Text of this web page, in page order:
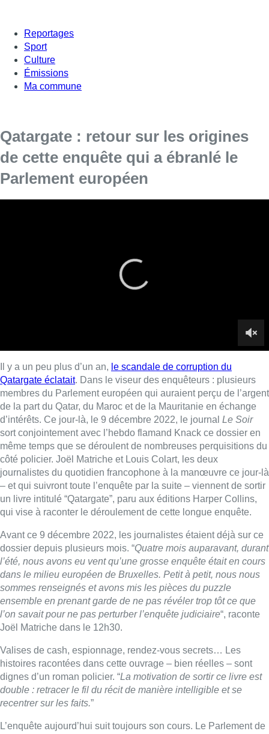
Reportages
Sport
Culture
Émissions
Ma commune
Qatargate : retour sur les origines
de cette enquête qui a ébranlé le
Parlement européen
d’intérêts. Ce jour-là, le 9 décembre 2022, le journal
sort conjointement avec l’hebdo flamand Knack ce dossier en
même temps que se déroulent de nombreuses perquisitions du
un livre intitulé “Qatargate”, paru aux éditions Harper Collins,
qui vise à raconter le déroulement de cette longue enquête.
Avant ce 9 décembre 2022, les journalistes étaient déjà sur ce
dossier depuis plusieurs mois. “
Quatre mois auparavant, durant
l’été, nous avons eu vent qu’une grosse enquête était en cours
dans le milieu européen de Bruxelles. Petit à petit, nous nous
sommes renseignés et avons mis les pièces du puzzle
ensemble en prenant garde de ne pas révéler trop tôt ce que
l’on savait pour ne pas perturber l’enquête judiciaire
Joël Matriche dans le 12h30.
Valises de cash, espionnage, rendez-vous secrets… Les
histoires racontées dans cette ouvrage – bien réelles – sont
dignes d’un roman policier. “La motivation de sortir ce livre est
double : retracer le fil du récit de manière intelligible et se
recentrer sur les faits.
L’enquête aujourd’hui suit toujours son cours. Le Parlement de
son côté a décidé de mettre en place plusieurs réformes.
►Retrouvez tous nos articles sur le Qatargate
■Une interview de Joël Matriche au micro de Thomas
Lire aussi :
À Bruxelles, le blocus s’invite dans
des lieux insolites : “C’est